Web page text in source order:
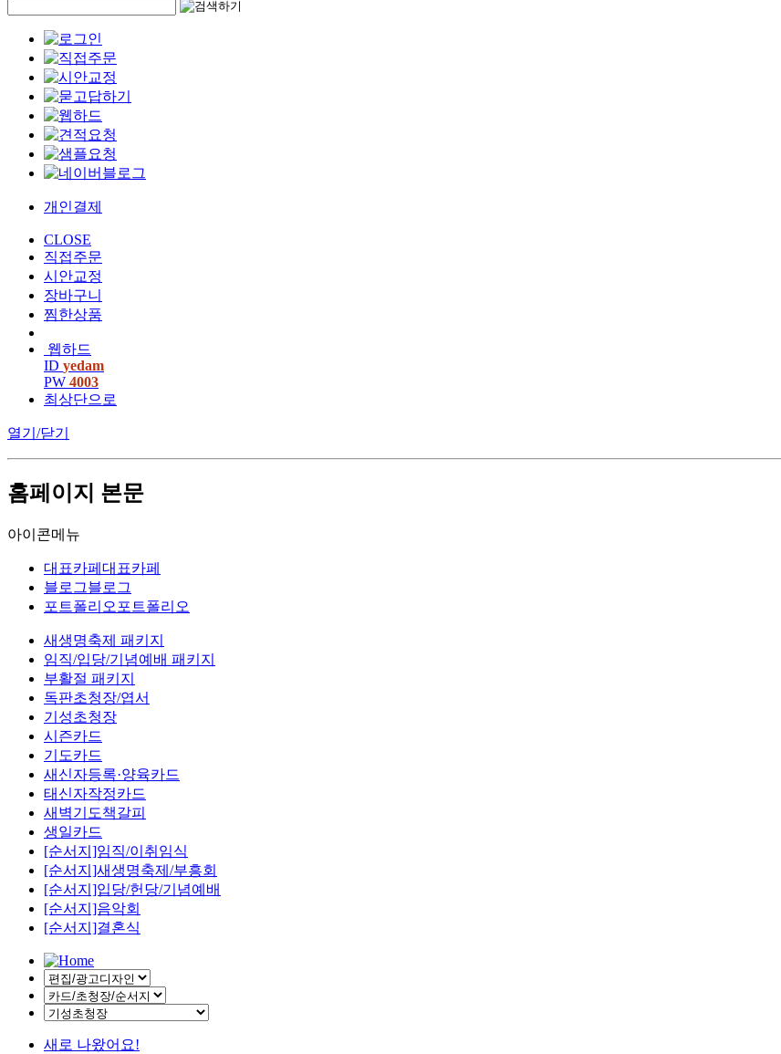
개인결제
CLOSE
직접주문
시안교정
장바구니
찜한상품
웹하드
ID yedam
PW 4003
최상단으로
열기/닫기
홈페이지 본문
아이콘메뉴
대표카페 대표카페
블로그블로그
포트폴리오 포트폴리오
새생명축제 패키지
임직/입당/기념예배 패키지
부활절 패키지
독판초청장/엽서
기성초청장
시즌카드
기도카드
새신자등록·양육카드
태신자작정카드
새벽기도책갈피
생일카드
[순서지]임직/이취임식
[순서지]새생명축제/부흥회
[순서지]입당/헌당/기념예배
[순서지]음악회
[순서지]결혼식
새로 나왔어요!